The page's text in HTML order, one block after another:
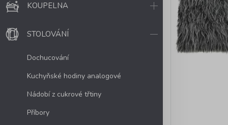
KOUPELNA
STOLOVÁNÍ
Dochucování
Kuchyňské hodiny analogové
Nádobí z cukrové třtiny
Příbory